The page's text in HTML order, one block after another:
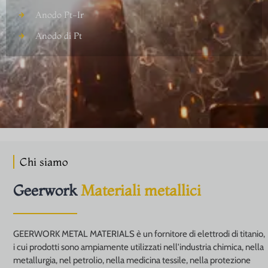
Anodo Pt-Ir
Anodo di Pt
Chi siamo
GeerworkMateriali metallici
GEERWORK METAL MATERIALS è un fornitore di elettrodi di titanio,
i cui prodotti sono ampiamente utilizzati nell'industria chimica, nella
metallurgia, nel petrolio, nella medicina tessile, nella protezione